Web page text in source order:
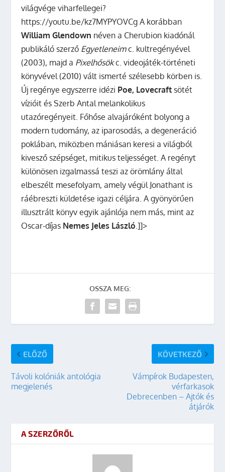
világvége viharfellegei?
https://youtu.be/kz7MYPYOVCg A korábban
William Glendown néven a Cherubion kiadónál
publikáló szerző Egyetleneimc. kultregényével
(2003), majd a Pixelhősökc. videojáték-történeti
könyvével (2010) vált ismerté szélesebb körben is.
Új regénye egyszerre idézi Poe, Lovecraft sötét
vízióit és Szerb Antal melankolikus
utazóregényeit. Főhőse alvajáróként bolyong a
modern tudomány, az iparosodás, a degeneráció
poklában, miközben mániásan keresi a világból
kivesző szépséget, mitikus teljességet. A regényt
különösen izgalmassá teszi az örömlány által
elbeszélt mesefolyam, amely végül Jonathant is
ráébreszti küldetése igazi céljára. A gyönyörűen
illusztrált könyv egyik ajánlója nem más, mint az
Oscar-díjas Nemes Jeles László .]]>
OSSZA MEG:
ELŐZŐ
Távoli kolóniák antológia
megjelenés
KÖVETKEZŐ
Vámpírok Budapesten,
vérfarkasok
Debrecenben – Ajtók és
átjárók
A SZERZŐRŐL